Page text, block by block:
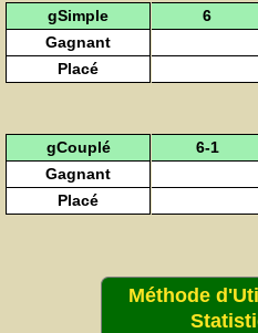
gSimple 6
Gagnant
Placé
gCouplé 6-1
Gagnant
Placé
Méthode